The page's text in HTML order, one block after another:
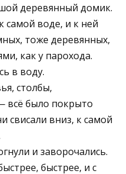
деревянный домик.
самой воде, и к ней
тоже деревянных,
как у парохода.
в воду.
столбы,
всё было покрыто
свисали вниз, к самой
и заворочались.
быстрее, и с